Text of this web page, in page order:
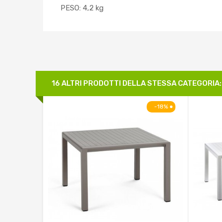
PESO: 4,2 kg
16 ALTRI PRODOTTI DELLA STESSA CATEGORIA:
-18%